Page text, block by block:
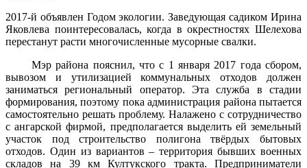
2017-й объявлен Годом экологии. Заведующая садиком Ирина
Яковлева поинтересовалась, когда в окрестностях Шелехова
перестанут расти многочисленные мусорные свалки.
Мэр района пояснил, что с 1 января 2017 года сбором,
вывозом и утилизацией коммунальных отходов должен
заниматься региональный оператор. Эта служба в стадии
формирования, поэтому пока администрация района пытается
самостоятельно решать проблему. Налажено с сотрудничество
с ангарской фирмой, предполагается выделить ей земельный
участок под строительство полигона твёрдых бытовых
отходов. Один из вариантов – территория бывших военных
складов на 39 км Култукского тракта. Предприниматели